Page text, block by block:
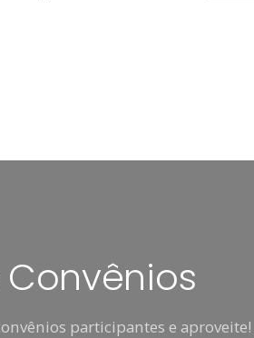
Convênios
participantes e aproveite!